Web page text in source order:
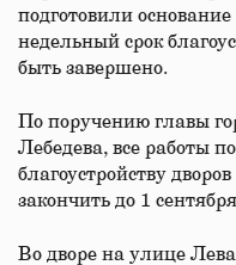
подготовили
недельный срок
быть завершено.
По поручению главы
Лебедева, все работы
благоустройству
закончить до 1
Во дворе на улице